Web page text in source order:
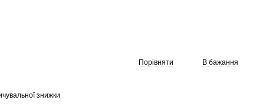
Порівняти В бажання
знижки